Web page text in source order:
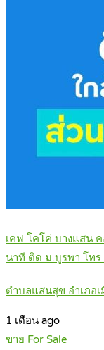
เคฟ โคโค่ บางแสน
นาที ติด ม.บูรพา โท
ตำบลแสนสุข อำเภอ
1 เดือน ago
ขาย For Sale